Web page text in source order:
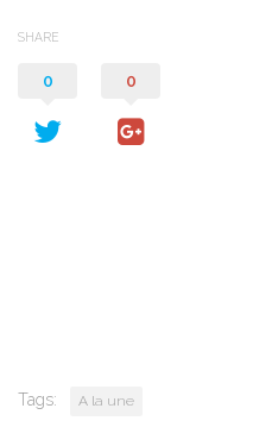
SHARE
0 0
Tags: A la une